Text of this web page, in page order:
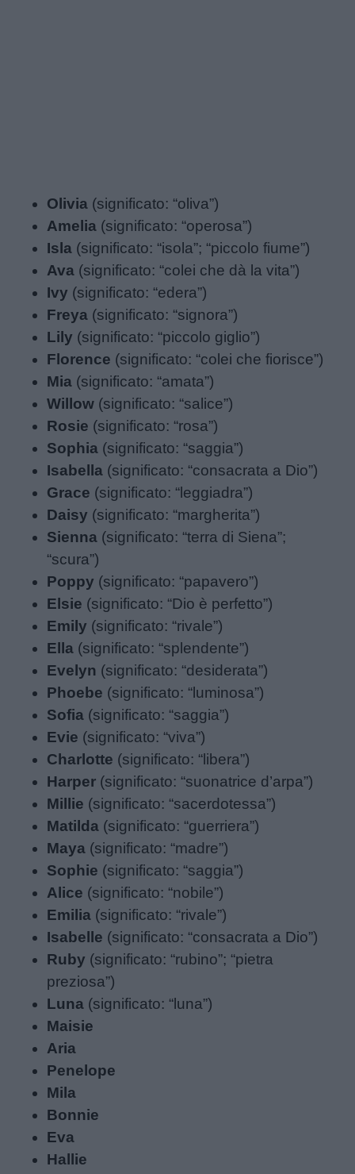
Filastrocche
Giochi
Lavoretti
Nomi
maschili
Nomi
femminili
Frasi
e
aforismi
Buongiorno
Buonanotte
Auguri
Barzellette
Educazione
Olivia (significato: “oliva”)
Amelia (significato: “operosa”)
Isla (significato: “isola”; “piccolo fiume”)
Ava (significato: “colei che dà la vita”)
Ivy (significato: “edera”)
Freya (significato: “signora”)
Lily (significato: “piccolo giglio”)
Florence (significato: “colei che fiorisce”)
Mia (significato: “amata”)
Willow (significato: “salice”)
Rosie (significato: “rosa”)
Sophia (significato: “saggia”)
Isabella (significato: “consacrata a Dio”)
Grace (significato: “leggiadra”)
Daisy (significato: “margherita”)
Sienna (significato: “terra di Siena”;
“scura”)
Poppy (significato: “papavero”)
Elsie (significato: “Dio è perfetto”)
Emily (significato: “rivale”)
Ella (significato: “splendente”)
Evelyn (significato: “desiderata”)
Phoebe (significato: “luminosa”)
Sofia (significato: “saggia”)
Evie (significato: “viva”)
Charlotte (significato: “libera”)
Harper (significato: “suonatrice d’arpa”)
Millie (significato: “sacerdotessa”)
Matilda (significato: “guerriera”)
Maya (significato: “madre”)
Sophie (significato: “saggia”)
Alice (significato: “nobile”)
Emilia (significato: “rivale”)
Isabelle (significato: “consacrata a Dio”)
Ruby (significato: “rubino”; “pietra
preziosa”)
Luna (significato: “luna”)
Maisie
Aria
Penelope
Mila
Bonnie
Eva
Hallie